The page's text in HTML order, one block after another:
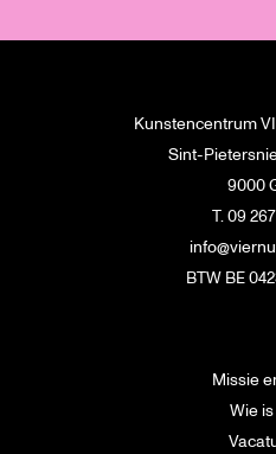
Kunstencentrum
Sint-
9000
T. 09
BTW BE
Missie
Wie